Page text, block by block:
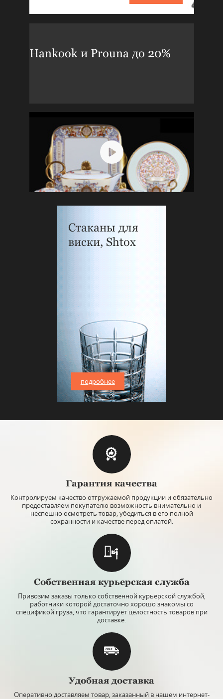
Hankook и Prouna до 20%
Стаканы для
виски, Shtox
подробнее
Гарантия качества
Контролируем качество отгружаемой продукции и обязательно
предоставляем покупателю возможность внимательно и
неспешно осмотреть товар, убедиться в его полной
сохранности и качестве перед оплатой.
Собственная курьерская служба
Привозим заказы только собственной курьерской службой,
работники которой достаточно хорошо знакомы со
спецификой груза, что гарантирует целостность товаров при
доставке.
Удобная доставка
Оперативно доставляем товар, заказанный в нашем интернет-